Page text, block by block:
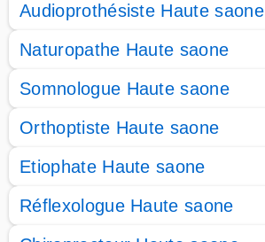
Audioprothésiste Haute saone
Naturopathe Haute saone
Somnologue Haute saone
Orthoptiste Haute saone
Etiophate Haute saone
Réflexologue Haute saone